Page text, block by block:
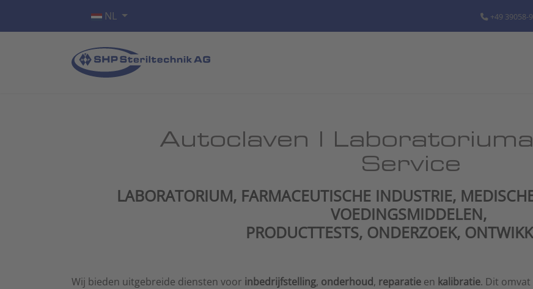
Selecteer de taal
NL +49 39058-
Autoclaven |
Service
LABORATORIUM, FARMACEUTISCHE INDUSTRIE,
VOEDINGSMIDDELEN,
PRODUCTTESTS, ONDERZOEK,
Wij bieden uitgebreide diensten voor inbedrijfstelling, onderhoud, reparatie en kalibratie. Dit omvat